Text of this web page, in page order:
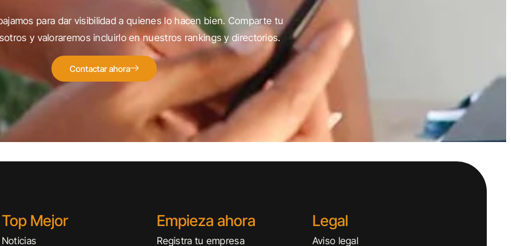
para dar visibilidad a quienes lo hacen bien. Comparte tu
y valoraremos incluirlo en nuestros rankings y directorios.
Contactar ahora
Top Mejor
Noticias
Empieza ahora
Registra tu empresa
Legal
Aviso legal